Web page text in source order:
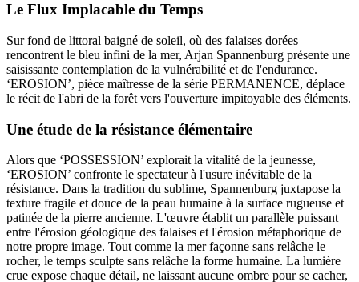
Le Flux Implacable du Temps
Sur fond de littoral baigné de soleil, où des falaises dorées
rencontrent le bleu infini de la mer, Arjan Spannenburg présente une
saisissante contemplation de la vulnérabilité et de l'endurance.
‘EROSION’, pièce maîtresse de la série PERMANENCE, déplace
le récit de l'abri de la forêt vers l'ouverture impitoyable des éléments.
Une étude de la résistance élémentaire
Alors que ‘POSSESSION’ explorait la vitalité de la jeunesse,
‘EROSION’ confronte le spectateur à l'usure inévitable de la
résistance. Dans la tradition du sublime, Spannenburg juxtapose la
texture fragile et douce de la peau humaine à la surface rugueuse et
patinée de la pierre ancienne. L'œuvre établit un parallèle puissant
entre l'érosion géologique des falaises et l'érosion métaphorique de
notre propre image. Tout comme la mer façonne sans relâche le
rocher, le temps sculpte sans relâche la forme humaine. La lumière
crue expose chaque détail, ne laissant aucune ombre pour se cacher,